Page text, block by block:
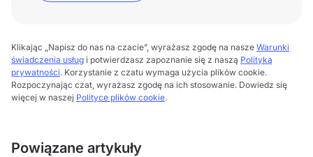
Klikając „Napisz do nas na czacie”, wyrażasz zgodę na nasze Warunki
świadczenia usług i potwierdzasz zapoznanie się z naszą Polityką
prywatności. Korzystanie z czatu wymaga użycia plików cookie.
Rozpoczynając czat, wyrażasz zgodę na ich stosowanie. Dowiedz się
więcej w naszej Polityce plików cookie.
Powiązane artykuły